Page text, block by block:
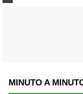
MINUTO A